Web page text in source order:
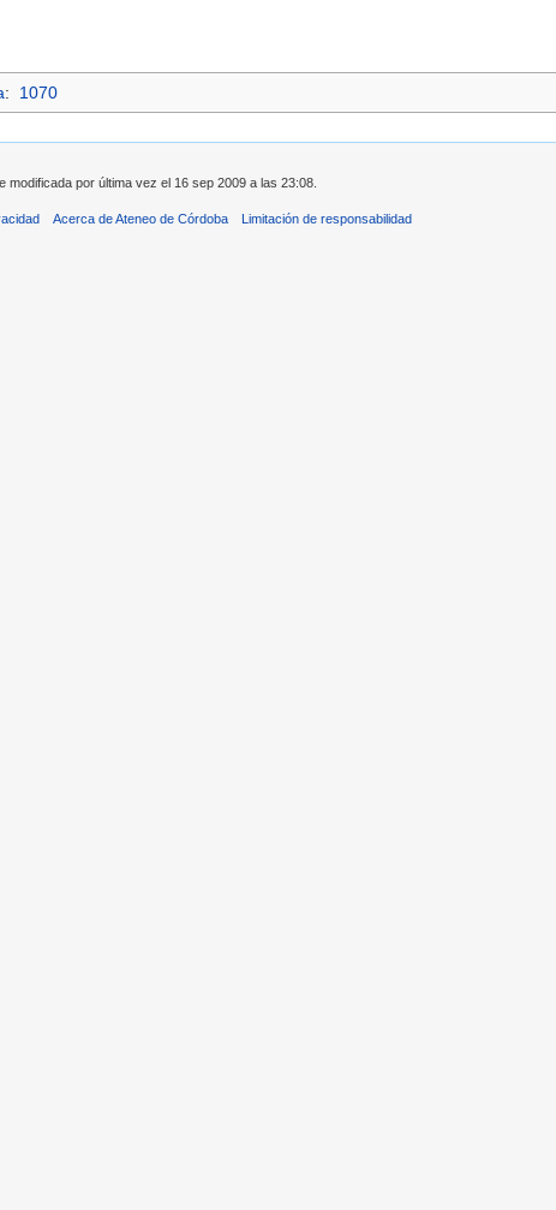
: 1070
modificada por última vez el 16 sep 2009 a las 23:08.
Acerca de Ateneo de Córdoba Limitación de responsabilidad